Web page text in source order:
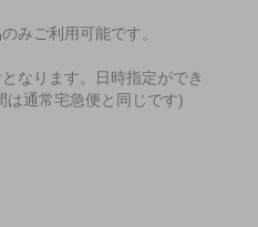
みご利用可能です。
なります。日時指定ができ
は通常宅急便と同じです)